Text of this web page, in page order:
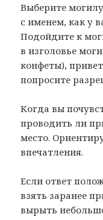
Выберите
с именем, как у
Подойдите к
в изголовье
конфеты),
попросите
Когда вы
проводить ли
место.
впечатления.
Если ответ
взять заранее
вырыть